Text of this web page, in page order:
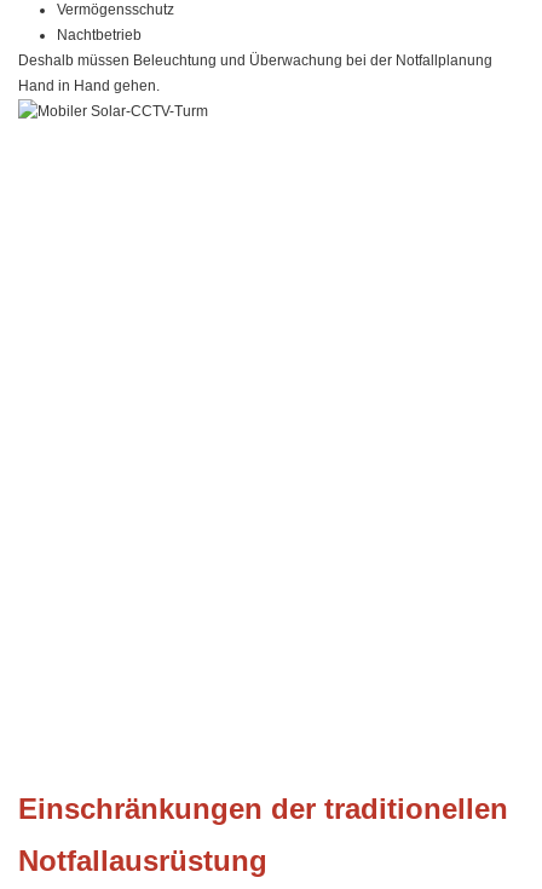
Vermögensschutz
Nachtbetrieb
Deshalb müssen Beleuchtung und Überwachung bei der Notfallplanung
Hand in Hand gehen.
Einschränkungen der traditionellen
Notfallausrüstung